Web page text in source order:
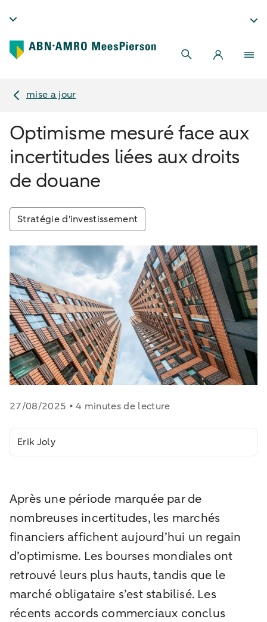
mise a jour
Optimisme mesuré face aux
incertitudes liées aux droits
de douane
Stratégie d'investissement
27/08/2025 • 4 minutes de lecture
Erik Joly
Après une période marquée par de
nombreuses incertitudes, les marchés
financiers affichent aujourd’hui un regain
d’optimisme. Les bourses mondiales ont
retrouvé leurs plus hauts, tandis que le
marché obligataire s’est stabilisé. Les
récents accords commerciaux conclus